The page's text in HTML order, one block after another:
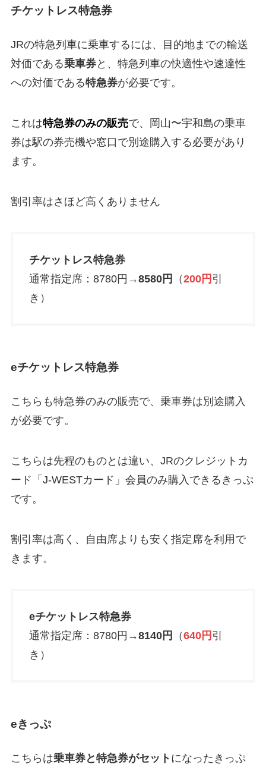
チケットレス特急券
JRの特急列車に乗車するには、目的地までの輸送
対価である乗車券と、特急列車の快適性や速達性
への対価である特急券が必要です。
これは特急券のみの販売で、岡山〜宇和島の乗車
券は駅の券売機や窓口で別途購入する必要があり
ます。
割引率はさほど高くありません
チケットレス特急券
通常指定席：8780円→8580円 （200円 引
き）
eチケットレス特急券
こちらも特急券のみの販売で、乗車券は別途購入
が必要です。
こちらは先程のものとは違い、JRのクレジットカ
ード「J-WESTカード」会員のみ購入できるきっぷ
です。
割引率は高く、自由席よりも安く指定席を利用で
きます。
eチケットレス特急券
通常指定席：8780円→8140円 （640円 引
き）
eきっぷ
こちらは乗車券と特急券がセット になったきっぷ